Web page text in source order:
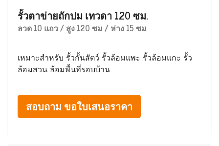
รั้วตาข่ายถักปม เทวดา 120 ซม.
ลวด 10 แถว / สูง 120 ซม / ห่าง 15 ซม
เหมาะสำหรับ รั้วกั้นสัตว์ รั้วล้อมแพะ รั้วล้อมแกะ รั้ว
ล้อมสวน ล้อมพื้นที่รอบบ้าน
สอบถาม ขอใบเสนอราคา